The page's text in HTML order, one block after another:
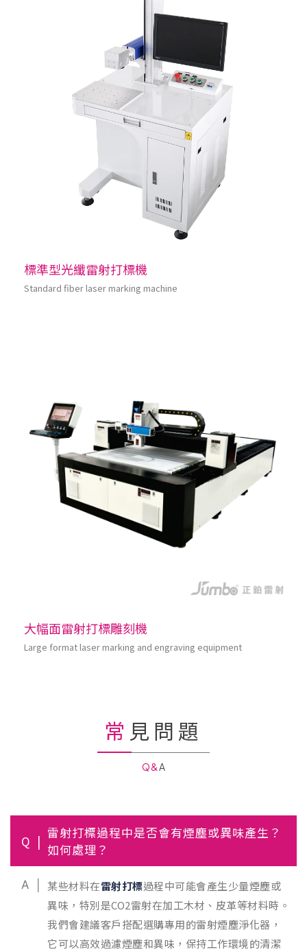
標準型光纖雷射打標機
Standard fiber laser marking machine
大幅面雷射打標雕刻機
Large format laser marking and engraving equipment
常見問題
Q&A
Q
雷射打標過程中是否會有煙塵或異味產生？
如何處理？
A 某些材料在雷射打標過程中可能會產生少量煙塵或
異味，特別是CO2雷射在加工木材、皮革等材料時。
我們會建議客戶搭配選購專用的雷射煙塵淨化器，
它可以高效過濾煙塵和異味，保持工作環境的清潔